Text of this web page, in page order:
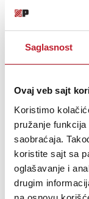
Saglasnost
Ovaj veb sajt
Koristimo
pružanje
saobraćaja.
koristite sajt sa
oglašavanje i
drugim
Arturia MicroLab
-Mini